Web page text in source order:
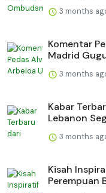
3 months
Komentar
Madrid
3 months
Kabar
Lebanon
3 months
Kisah
Perempuan